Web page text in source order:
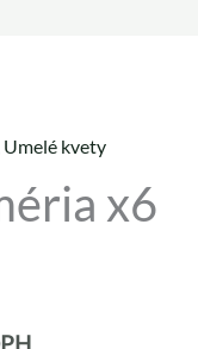
Umelé kvety
x6